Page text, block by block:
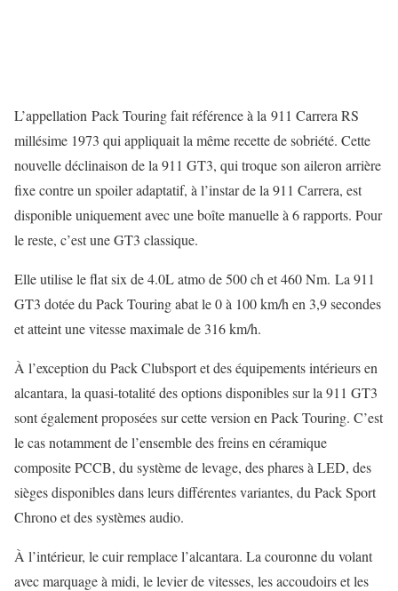
L’appellation Pack Touring fait référence à la 911 Carrera RS
millésime 1973 qui appliquait la même recette de sobriété. Cette
nouvelle déclinaison de la 911 GT3, qui troque son aileron arrière
fixe contre un spoiler adaptatif, à l’instar de la 911 Carrera, est
disponible uniquement avec une boîte manuelle à 6 rapports. Pour
le reste, c’est une GT3 classique.
Elle utilise le flat six de 4.0L atmo de 500 ch et 460 Nm. La 911
GT3 dotée du Pack Touring abat le 0 à 100 km/h en 3,9 secondes
et atteint une vitesse maximale de 316 km/h.
À l’exception du Pack Clubsport et des équipements intérieurs en
alcantara, la quasi-totalité des options disponibles sur la 911 GT3
sont également proposées sur cette version en Pack Touring. C’est
le cas notamment de l’ensemble des freins en céramique
composite PCCB, du système de levage, des phares à LED, des
sièges disponibles dans leurs différentes variantes, du Pack Sport
Chrono et des systèmes audio.
À l’intérieur, le cuir remplace l’alcantara. La couronne du volant
avec marquage à midi, le levier de vitesses, les accoudoirs et les